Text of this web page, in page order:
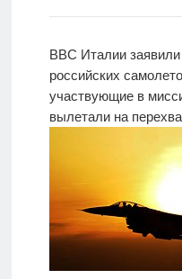
О
нас
ВВС Италии
российских
участвующие в
вылетали на